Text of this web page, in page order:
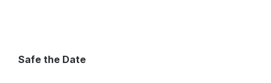
Safe the Date